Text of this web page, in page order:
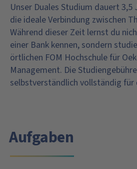
Unser Duales Studium dauert
die ideale Verbindung zwischen
Während dieser Zeit lernst du
einer Bank kennen, sondern
örtlichen FOM Hochschule für
Management. Die
selbstverständlich vollständig für
Aufgaben